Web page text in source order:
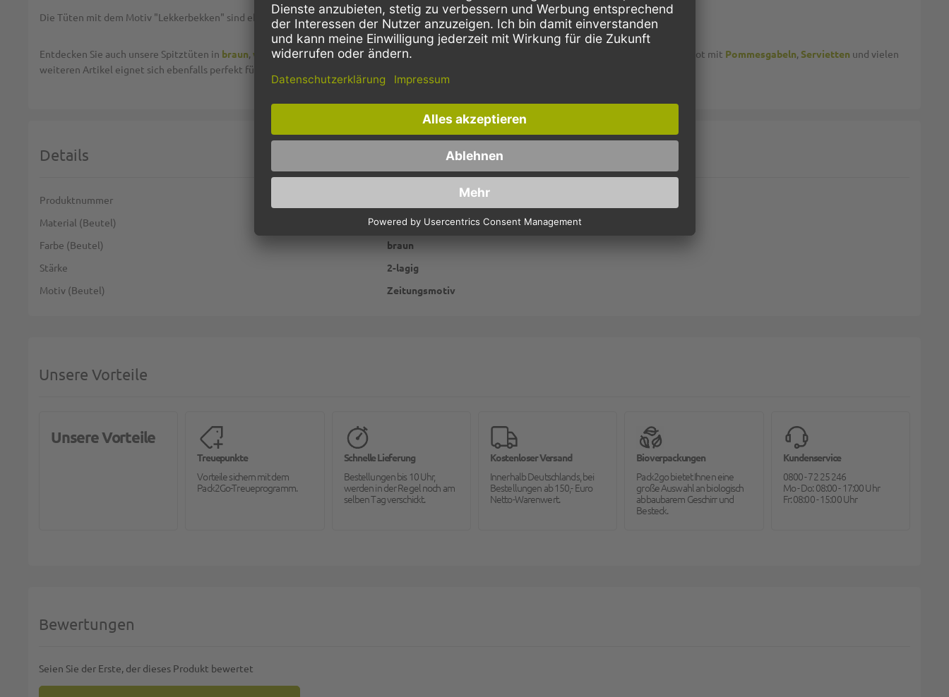
Die Tüten mit dem Motiv "Lekkerbekken" sind ebenfalls in17cm und19cmverfügbar.
Entdecken Sie auch unsere Spitztüten in braun, weißundweiß/rot gestreift, sowie mit dem Aufdruck . Unser Zubehörangebot mit Pommesgabeln, Servietten und vielen
weiteren Artikel eignet sich ebenfalls perfekt für Ihr Geschäft. Bei pack2go erhalten Sie alles aus einer Hand und müssen nicht mehr lange suchen.
Details
Weitere Informationen
Produktnummer
Material (Beutel)
Kraftpapier
Farbe (Beutel)
braun
Stärke
2-lagig
Motiv (Beutel)
Zeitungsmotiv
Unsere Vorteile
Unsere Vorteile
Treuepunkte
Vorteile sichern mit dem
Pack2Go-Treueprogramm.
Schnelle Lieferung
Bestellungen bis 10 Uhr,
werden in der Regel noch am
selben Tag verschickt.
Kostenloser Versand
Innerhalb Deutschlands, bei
Bestellungen ab 150,- Euro
Netto-Warenwert.
Bioverpackungen
Pack2go bietet Ihnen eine
große Auswahl an biologisch
abbaubarem Geschirr und
Besteck.
Kundenservice
0800 - 72 25 246
Mo - Do: 08:00 - 17:00 Uhr
Fr: 08:00 - 15:00 Uhr
Bewertungen
Seien Sie der Erste, der dieses Produkt bewertet